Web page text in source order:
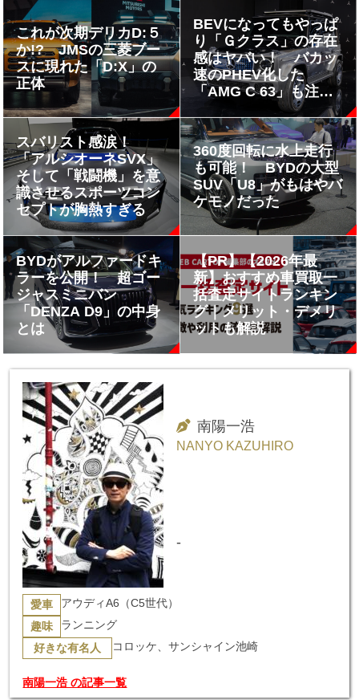
これが次期デリカD:５
か!? JMSの三菱ブー
スに現れた「D:X」の
正体
BEVになってもやっぱ
り「Ｇクラス」の存在
感はヤバい！ バカッ
速のPHEV化した
「AMG C 63」も注目
スバリスト感涙！
「アルシオーネSVX」
そして「戦闘機」を意
識させるスポーツコン
セプトが胸熱すぎる
360度回転に水上走行
も可能！ BYDの大型
SUV「U8」がもはやバ
ケモノだった
BYDがアルファードキ
ラーを公開！ 超ゴー
ジャスミニバン
「DENZA D9」の中身
とは
【PR】【2026年最
新】おすすめ車買取一
括査定サイトランキン
グ｜メリット・デメリ
ットも解説
南陽一浩
NANYO KAZUHIRO
-
愛車 アウディA6（C5世代）
趣味 ランニング
好きな有名人 コロッケ、サンシャイン池崎
南陽一浩 の記事一覧